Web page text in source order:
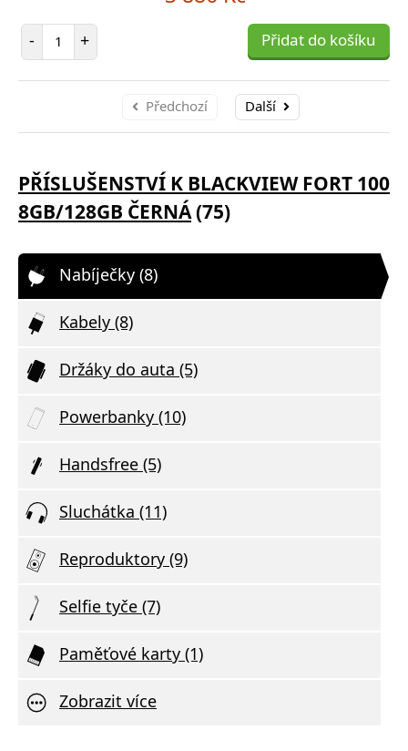
- Počet položek
+ Přidat do košíku
Předchozí Další
PŘÍSLUŠENSTVÍ K BLACKVIEW FORT 100
8GB/128GB ČERNÁ(75)
Nabíječky (8)
Kabely (8)
Držáky do auta (5)
Powerbanky (10)
Handsfree (5)
Sluchátka (11)
Reproduktory (9)
Selfie tyče (7)
Paměťové karty (1)
Zobrazit více